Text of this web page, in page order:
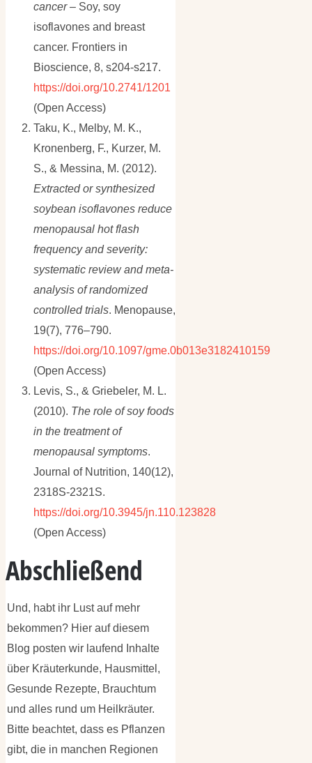
cancer– Soy, soy
isoflavones and breast
cancer. Frontiers in
Bioscience, 8, s204-s217.
https://doi.org/10.2741/1201
(Open Access)
Taku, K., Melby, M. K.,
Kronenberg, F., Kurzer, M.
S., & Messina, M. (2012).
Extracted or synthesized
soybean isoflavones reduce
menopausal hot flash
frequency and severity:
systematic review and meta-
analysis of randomized
controlled trials. Menopause,
19(7), 776–790.
https://doi.org/10.1097/gme.0b013e3182410159
(Open Access)
Levis, S., & Griebeler, M. L.
(2010). The role of soy foods
in the treatment of
menopausal symptoms.
Journal of Nutrition, 140(12),
2318S-2321S.
https://doi.org/10.3945/jn.110.123828
(Open Access)
Abschließend
Und, habt ihr Lust auf mehr
bekommen? Hier auf diesem
Blog posten wir laufend Inhalte
über Kräuterkunde, Hausmittel,
Gesunde Rezepte, Brauchtum
und alles rund um Heilkräuter.
Bitte beachtet, dass es Pflanzen
gibt, die in manchen Regionen